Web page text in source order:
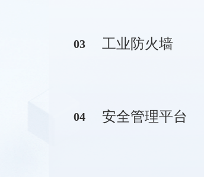
03 工业防火墙
04 安全管理平台